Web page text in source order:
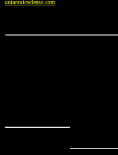
uniaomicaelense.com